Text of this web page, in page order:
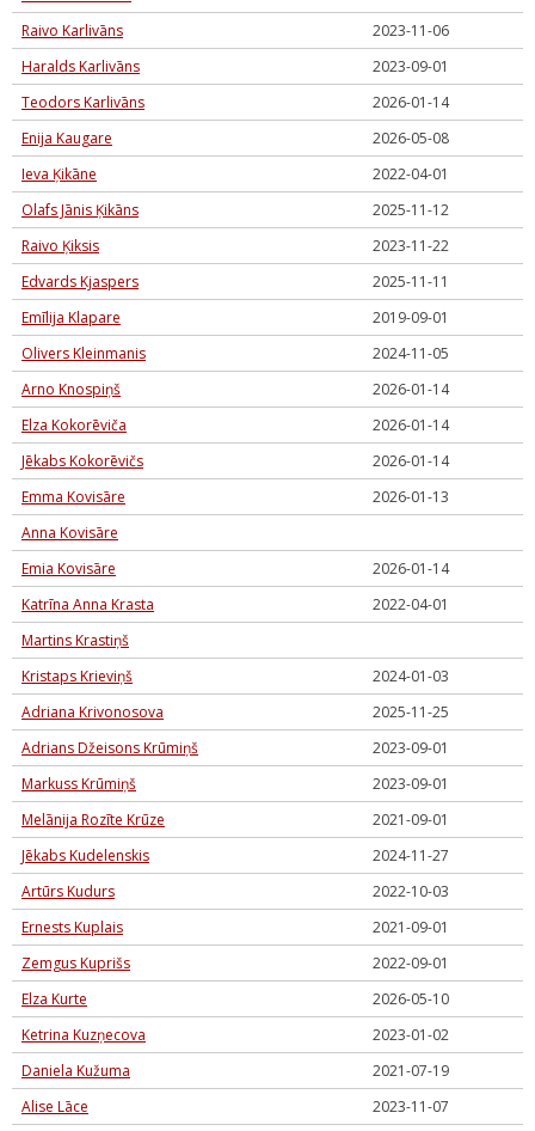
Raivo Karlivāns
2023-11-06
Haralds Karlivāns
2023-09-01
Teodors Karlivāns
2026-01-14
Enija Kaugare
2026-05-08
Ieva Ķikāne
2022-04-01
Olafs Jānis Ķikāns
2025-11-12
Raivo Ķiksis
2023-11-22
Edvards Kjaspers
2025-11-11
Emīlija Klapare
2019-09-01
Olivers Kleinmanis
2024-11-05
Arno Knospiņš
2026-01-14
Elza Kokorēviča
2026-01-14
Jēkabs Kokorēvičs
2026-01-14
Emma Kovisāre
2026-01-13
Anna Kovisāre
Emia Kovisāre
2026-01-14
Katrīna Anna Krasta
2022-04-01
Martins Krastiņš
Kristaps Krieviņš
2024-01-03
Adriana Krivonosova
2025-11-25
Adrians Džeisons Krūmiņš
2023-09-01
Markuss Krūmiņš
2023-09-01
Melānija Rozīte Krūze
2021-09-01
Jēkabs Kudelenskis
2024-11-27
Artūrs Kudurs
2022-10-03
Ernests Kuplais
2021-09-01
Zemgus Kuprišs
2022-09-01
Elza Kurte
2026-05-10
Ketrina Kuzņecova
2023-01-02
Daniela Kužuma
2021-07-19
Alise Lāce
2023-11-07